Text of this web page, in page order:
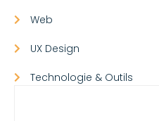
Web
UX Design
Technologie & Outils